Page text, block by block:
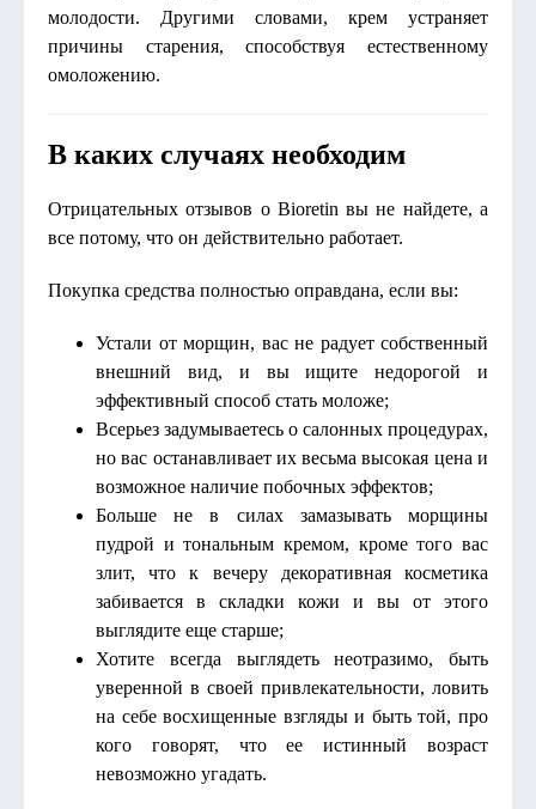
молодости. Другими словами, крем устраняет
причины старения, способствуя естественному
омоложению.
В каких случаях необходим
Отрицательных отзывов о Bioretin вы не найдете, а
все потому, что он действительно работает.
Покупка средства полностью оправдана, если вы:
Устали от морщин, вас не радует собственный
внешний вид, и вы ищите недорогой и
эффективный способ стать моложе;
Всерьез задумываетесь о салонных процедурах,
но вас останавливает их весьма высокая цена и
возможное наличие побочных эффектов;
Больше не в силах замазывать морщины
пудрой и тональным кремом, кроме того вас
злит, что к вечеру декоративная косметика
забивается в складки кожи и вы от этого
выглядите еще старше;
Хотите всегда выглядеть неотразимо, быть
уверенной в своей привлекательности, ловить
на себе восхищенные взгляды и быть той, про
кого говорят, что ее истинный возраст
невозможно угадать.